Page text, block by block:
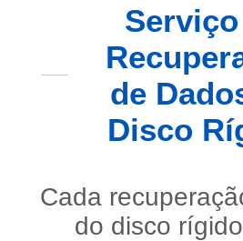
de
Disco
Cada
do disco